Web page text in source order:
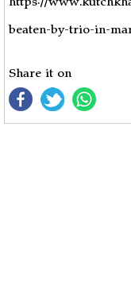
beaten-by-trio-in-
Share it on